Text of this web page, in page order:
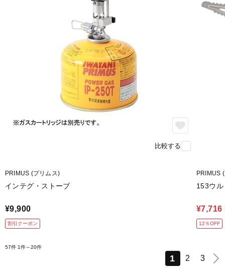
比較する
PRIMUS (プリムス)
インテグ・ストーブ
¥9,900
割引クーポン
PRIMUS
153ウ
¥7,716
12％OFF
57件 1件～20件
1 2 3